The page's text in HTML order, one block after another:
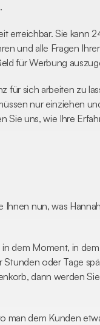
erreichbar. Sie kann
und alle Fragen
für Werbung
für sich arbeiten zu
nur einziehen
Sie uns, wie Ihre
nun, was
dem Moment, in
oder Tage
dann werden
man dem Kunden